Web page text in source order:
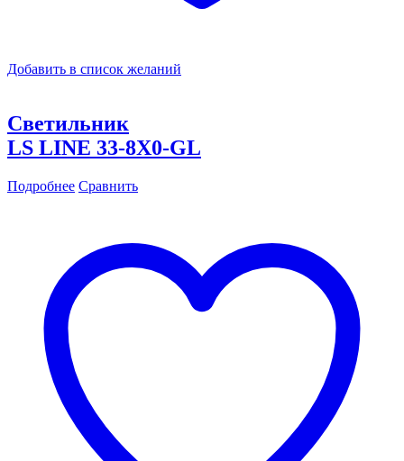
Добавить в список желаний
Светильник
LS LINE 33-8X0-GL
Подробнее Сравнить